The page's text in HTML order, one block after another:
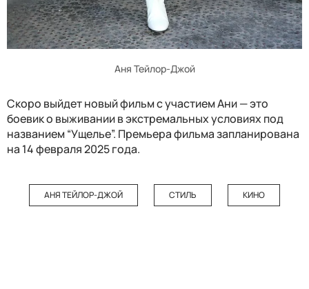
Аня Тейлор-Джой
Скоро выйдет новый фильм с участием Ани — это
боевик о выживании в экстремальных условиях под
названием “Ущелье”. Премьера фильма запланирована
на 14 февраля 2025 года.
АНЯ ТЕЙЛОР-ДЖОЙ СТИЛЬ КИНО